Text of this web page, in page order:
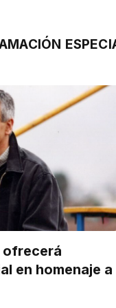
ofrecerá
en homenaje a